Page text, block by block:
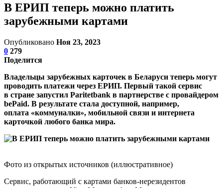
В ЕРИП теперь можно платить
зарубежными картами
Опубликовано Ноя 23, 2023
0 279
Поделится
Владельцы зарубежных карточек в Беларуси теперь могут
проводить платежи через ЕРИП. Первый такой сервис
в стране запустил Paritetbank в партнерстве с провайдером
bePaid. В результате стала доступной, например,
оплата «коммуналки», мобильной связи и интернета
карточкой любого банка мира.
Фото из открытых источников (иллюстративное)
Сервис, работающий с картами банков-нерезидентов